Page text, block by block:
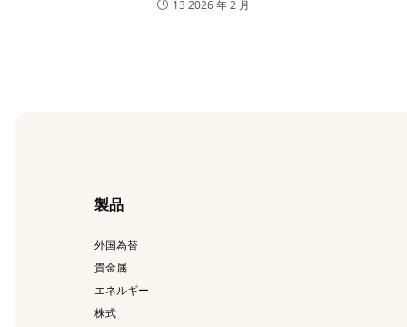
13 2026 年 2 月
製品
外国為替
貴金属
エネルギー
株式